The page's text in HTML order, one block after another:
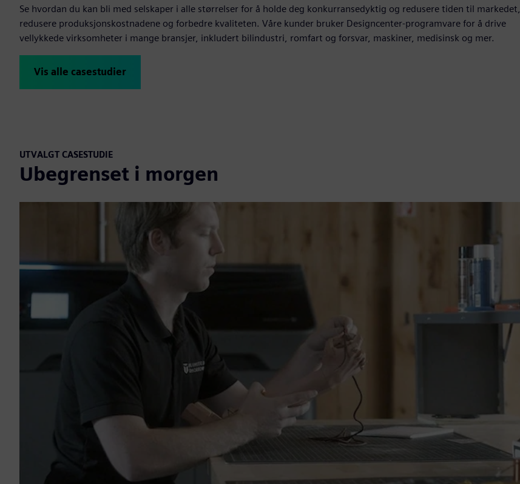
Se hvordan du kan bli med selskaper i alle størrelser for å holde deg konkurransedyktig og redusere tiden til markedet,
redusere produksjonskostnadene og forbedre kvaliteten. Våre kunder bruker Designcenter-programvare for å drive
vellykkede virksomheter i mange bransjer, inkludert bilindustri, romfart og forsvar, maskiner, medisinsk og mer.
Vis alle casestudier
UTVALGT CASESTUDIE
Ubegrenset i morgen